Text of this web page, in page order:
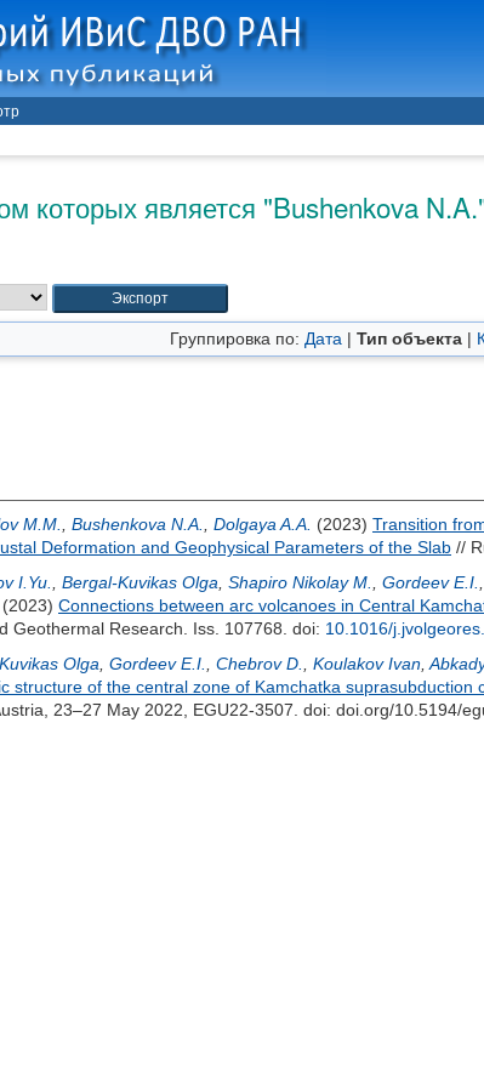
которых является "Bushenkova N.A.
Группировка по: Дата | Тип объекта |
M.M. Bushenkova N.A. Dolgaya A.A. (2023) Transition
Deformation and Geophysical Parameters of the Slab //
I.Yu. Bergal-Kuvikas Olga Shapiro Nikolay M. Gordeev E.I.
(2023) Connections between arc volcanoes in Central
Geothermal Research. Iss. 107768. doi: 10.1016/
Olga Gordeev E.I. Chebrov D. Koulakov Ivan
structure of the central zone of Kamchatka
23–27 May 2022, EGU22-3507. doi: doi.org/10.5194/